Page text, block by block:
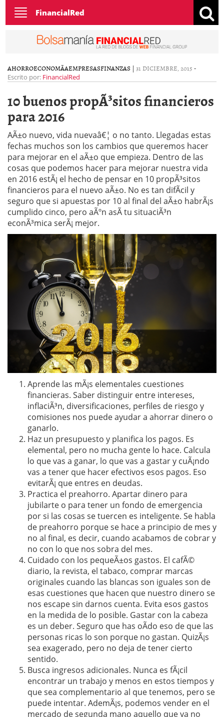
Toggle
navigation
FinancialRed
AHORROECONOMÃ­AEMPRESASFINANZAS | 31 DICIEMBRE, 2015 -
Escrito por: FinancialRed
10 buenos propÃ³sitos financieros
para 2016
AÃ±o nuevo, vida nuevaâ€¦ o no tanto. Llegadas estas
fechas muchos son los cambios que queremos hacer
para mejorar en el aÃ±o que empieza. Dentro de las
cosas que podemos hacer para mejorar nuestra vida
en 2016 estÃ¡ el hecho de pensar en 10 propÃ³sitos
financieros para el nuevo aÃ±o. No es tan difÃ­cil y
seguro que si apuestas por 10 al final del aÃ±o habrÃ¡s
cumplido cinco, pero aÃºn asÃ­ tu situaciÃ³n
econÃ³mica serÃ¡ mejor.
Aprende las mÃ¡s elementales cuestiones
financieras. Saber distinguir entre intereses,
inflaciÃ³n, diversificaciones, perfiles de riesgo y
comisiones nos puede ayudar a ahorrar dinero o
ganarlo.
Haz un presupuesto y planifica los pagos. Es
elemental, pero no mucha gente lo hace. Calcula
lo que vas a ganar, lo que vas a gastar y cuÃ¡ndo
vas a tener que hacer efectivos esos pagos. Eso
evitarÃ¡ que entres en deudas.
Practica el preahorro. Apartar dinero para
jubilarte o para tener un fondo de emergencia
por si las cosas se tuercen es inteligente. Se habla
de preahorro porque se hace a principio de mes y
no al final, es decir, cuando acabamos de cobrar y
no con lo que nos sobra del mes.
Cuidado con los pequeÃ±os gastos. El cafÃ©
diario, la revista, el tabaco, comprar marcas
originales cuando las blancas son iguales son de
esas cuestiones que hacen que nuestro dinero se
nos escape sin darnos cuenta. Evita esos gastos
en la medida de lo posible. Gastar con la cabeza
es un deber. Seguro que has oÃ­do eso de que las
personas ricas lo son porque no gastan. QuizÃ¡s
sea exagerado, pero no deja de tener cierto
sentido.
Busca ingresos adicionales. Nunca es fÃ¡cil
encontrar un trabajo y menos en estos tiempos y
que sea complementario al que tenemos, pero se
puede intentar. AdemÃ¡s, podemos vender en el
mercado de segunda mano aquello que ya no